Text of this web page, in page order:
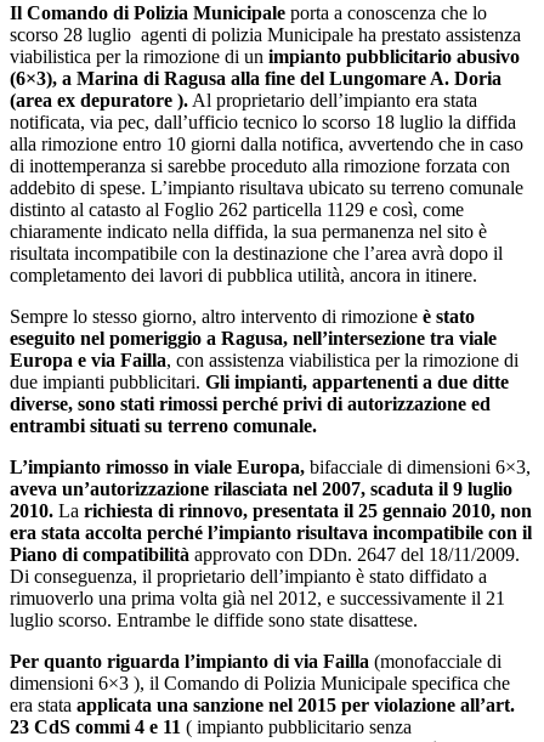
Il Comando di Polizia Municipale porta a conoscenza che lo
scorso 28 luglio agenti di polizia Municipale ha prestato assistenza
viabilistica per la rimozione di un impianto pubblicitario abusivo
(6×3), a Marina di Ragusa alla fine del Lungomare A. Doria
(area ex depuratore ). Al proprietario dell’impianto era stata
notificata, via pec, dall’ufficio tecnico lo scorso 18 luglio la diffida
alla rimozione entro 10 giorni dalla notifica, avvertendo che in caso
di inottemperanza si sarebbe proceduto alla rimozione forzata con
addebito di spese. L’impianto risultava ubicato su terreno comunale
distinto al catasto al Foglio 262 particella 1129 e così, come
chiaramente indicato nella diffida, la sua permanenza nel sito è
risultata incompatibile con la destinazione che l’area avrà dopo il
completamento dei lavori di pubblica utilità, ancora in itinere.
Sempre lo stesso giorno, altro intervento di rimozione è stato
eseguito nel pomeriggio a Ragusa, nell’intersezione tra viale
Europa e via Failla, con assistenza viabilistica per la rimozione di
due impianti pubblicitari. Gli impianti, appartenenti a due ditte
diverse, sono stati rimossi perché privi di autorizzazione ed
entrambi situati su terreno comunale.
L’impianto rimosso in viale Europa, bifacciale di dimensioni 6×3,
aveva un’autorizzazione rilasciata nel 2007, scaduta il 9 luglio
2010. La richiesta di rinnovo, presentata il 25 gennaio 2010, non
era stata accolta perché l’impianto risultava incompatibile con il
Piano di compatibilità approvato con DDn. 2647 del 18/11/2009.
Di conseguenza, il proprietario dell’impianto è stato diffidato a
rimuoverlo una prima volta già nel 2012, e successivamente il 21
luglio scorso. Entrambe le diffide sono state disattese.
Per quanto riguarda l’impianto di via Failla (monofacciale di
dimensioni 6×3 ), il Comando di Polizia Municipale specifica che
era stata applicata una sanzione nel 2015 per violazione all’art.
23 CdS commi 4 e 11 ( impianto pubblicitario senza